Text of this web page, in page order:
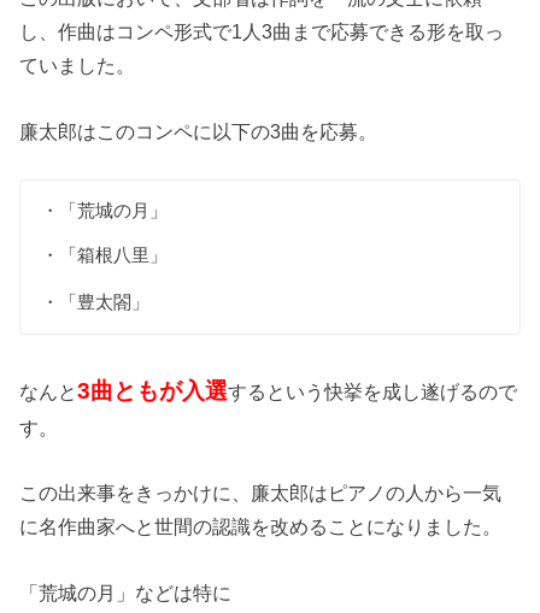
し、作曲はコンペ形式で1人3曲まで応募できる形を取っ
ていました。
廉太郎はこのコンペに以下の3曲を応募。
・「荒城の月」
・「箱根八里」
・「豊太閤」
なんと3曲ともが入選するという快挙を成し遂げるので
す。
この出来事をきっかけに、廉太郎はピアノの人から一気
に名作曲家へと世間の認識を改めることになりました。
「荒城の月」などは特に